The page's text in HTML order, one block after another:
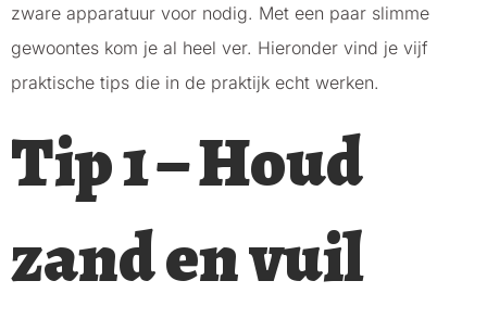
zware apparatuur voor nodig. Met een paar slimme
gewoontes kom je al heel ver. Hieronder vind je vijf
praktische tips die in de praktijk echt werken.
Tip 1 – Houd
zand en vuil